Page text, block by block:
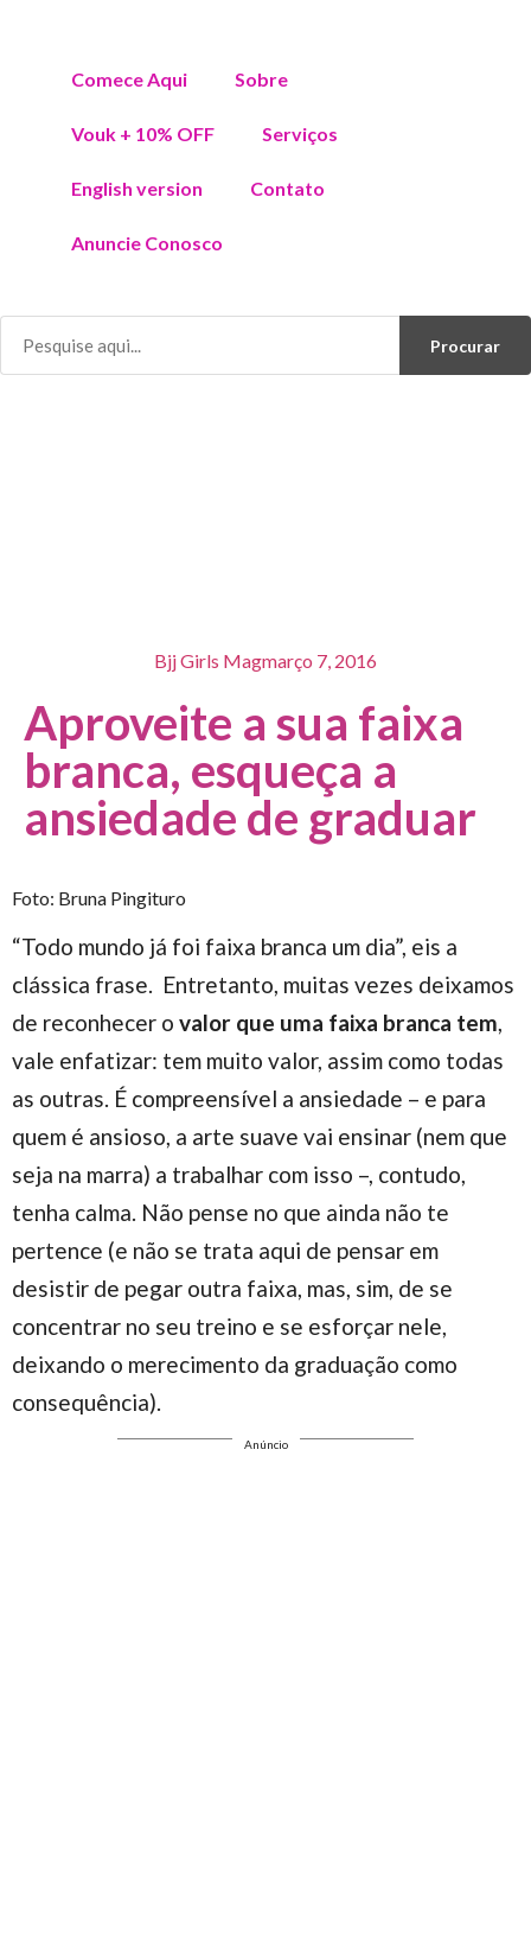
Comece Aqui Sobre
Vouk + 10% OFF Serviços
English version Contato
Anuncie Conosco
Procurar
Bjj Girls Magmarço 7, 2016
Aproveite a sua faixa
branca, esqueça a
ansiedade de graduar
Foto: Bruna Pingituro
“Todo mundo já foi faixa branca um dia”, eis a
clássica frase. Entretanto, muitas vezes deixamos
de reconhecer o valor que uma faixa branca tem,
vale enfatizar: tem muito valor, assim como todas
as outras. É compreensível a ansiedade – e para
quem é ansioso, a arte suave vai ensinar (nem que
seja na marra) a trabalhar com isso –, contudo,
tenha calma. Não pense no que ainda não te
pertence (e não se trata aqui de pensar em
desistir de pegar outra faixa, mas, sim, de se
concentrar no seu treino e se esforçar nele,
deixando o merecimento da graduação como
consequência).
Anúncio